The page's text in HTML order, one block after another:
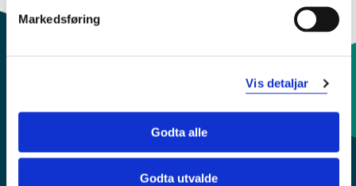
Markedsføring
Vis detaljar
Godta alle
Godta utvalde